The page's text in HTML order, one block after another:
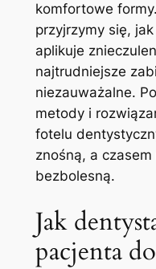
komfortowe
przyjrzymy​ się,
aplikuje
najtrudniejsze
⁢niezauważalne.
metody i
fotelu
znośną, a
bezbolesną.
Jak
pacjenta